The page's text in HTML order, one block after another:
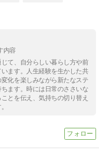
内容
て、自分らしい暮らし方や前
ます。人生経験を生かした共
化を楽しみながら新たなステ
ます。時には⽇常のささいな
とを伝え、気持ちの切り替え